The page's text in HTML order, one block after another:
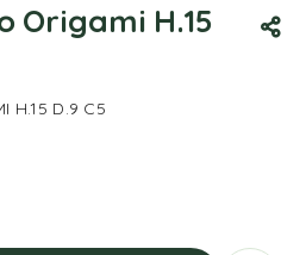
Origami H.15
H.15 D.9 C5